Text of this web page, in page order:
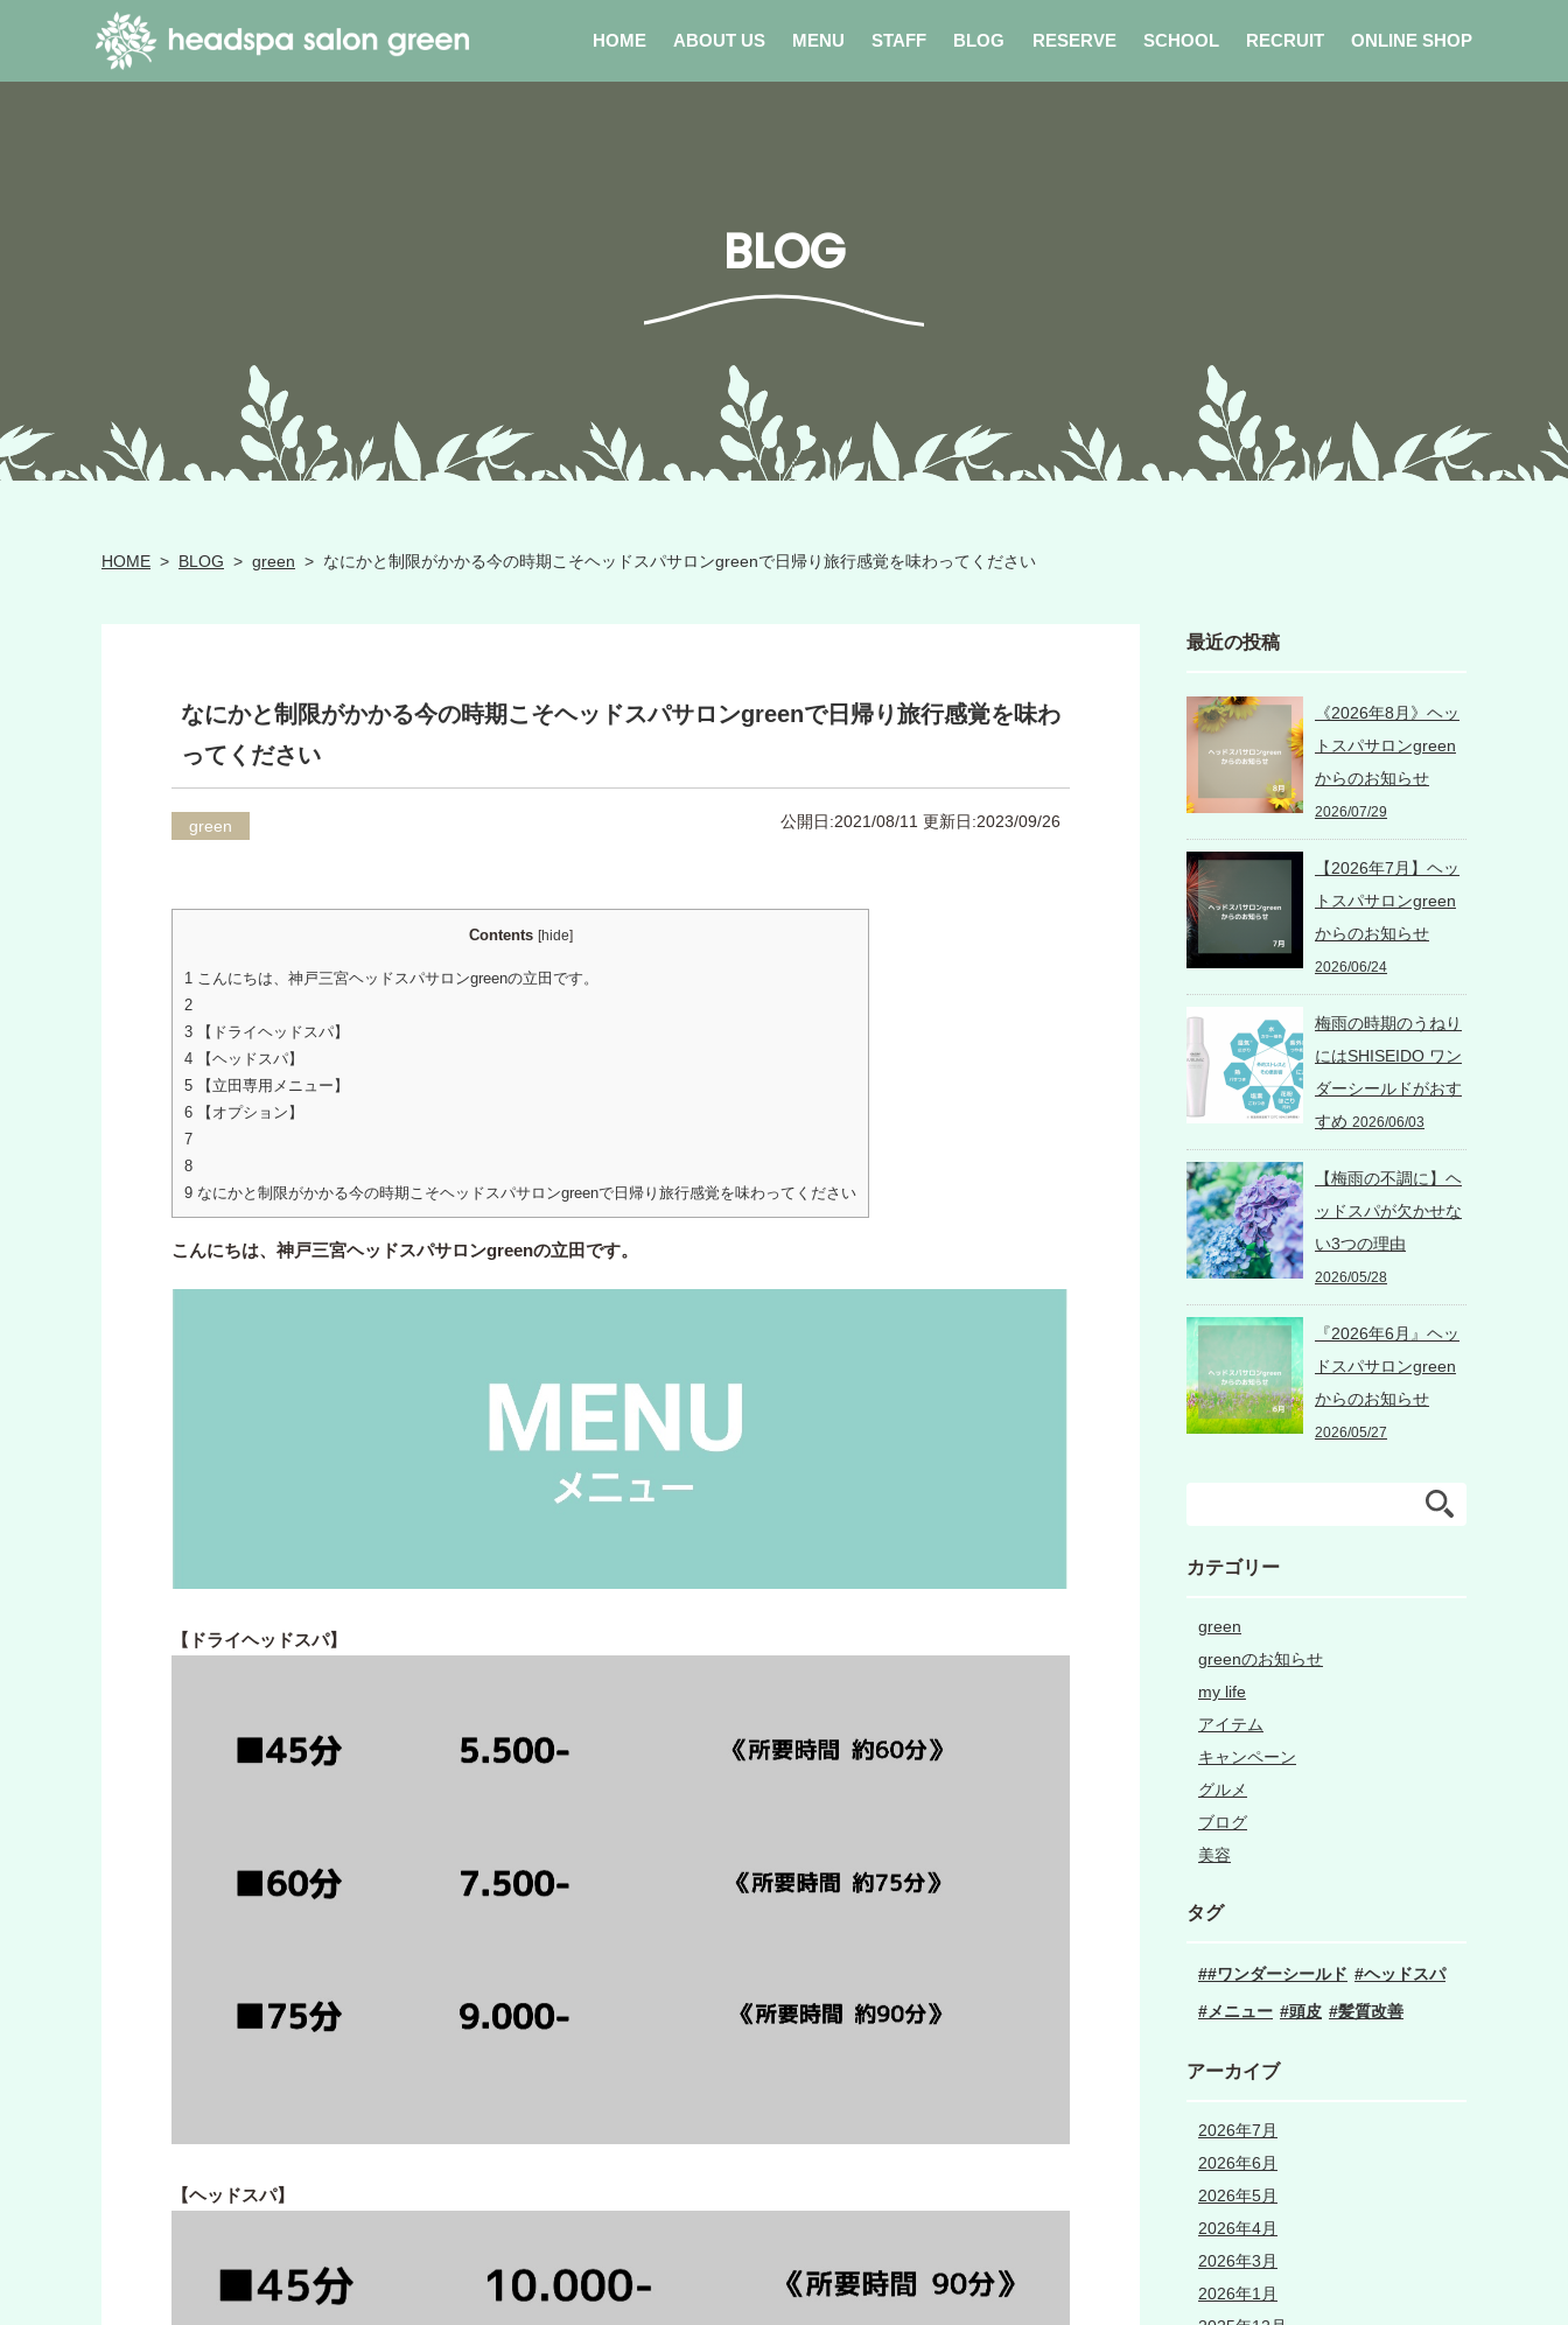
HOME ABOUT US MENU STAFF BLOG RESERVE SCHOOL RECRUIT ONLINE SHOP
BLOG
HOME > BLOG > green > なにかと制限がかかる今の時期こそヘッドスパサロンgreenで日帰り旅行感覚を味わってください
なにかと制限がかかる今の時期こそヘッドスパサロンgreenで日帰り旅行感覚を味わ
ってください
green 公開日:2021/08/11 更新日:2023/09/26
Contents [hide]
1 こんにちは、神戸三宮ヘッドスパサロンgreenの立田です。
2
3 【ドライヘッドスパ】
4 【ヘッドスパ】
5 【立田専用メニュー】
6 【オプション】
7
8
9 なにかと制限がかかる今の時期こそヘッドスパサロンgreenで日帰り旅行感覚を味わってください
こんにちは、神戸三宮ヘッドスパサロンgreenの立田です。
【ドライヘッドスパ】
【ヘッドスパ】
最近の投稿
《2026年8月》ヘッ
トスパサロンgreen
からのお知らせ
2026/07/29
【2026年7月】ヘッ
トスパサロンgreen
からのお知らせ
2026/06/24
梅雨の時期のうねり
にはSHISEIDO ワン
ダーシールドがおす
すめ 2026/06/03
【梅雨の不調に】ヘ
ッドスパが欠かせな
い3つの理由
2026/05/28
『2026年6月』ヘッ
ドスパサロンgreen
からのお知らせ
2026/05/27
カテゴリー
green
greenのお知らせ
my life
アイテム
キャンペーン
グルメ
ブログ
美容
タグ
#ワンダーシールド
ヘッドスパ
メニュー
頭皮 髪質改善
アーカイブ
2026年7月
2026年6月
2026年5月
2026年4月
2026年3月
2026年1月